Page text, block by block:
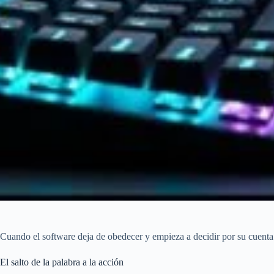
Cuando el software deja de obedecer y empieza a decidir por su
El salto de la palabra a la acción